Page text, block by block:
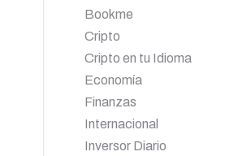
Bookme
Cripto
Cripto en tu Idioma
Economía
Finanzas
Internacional
Inversor Diario